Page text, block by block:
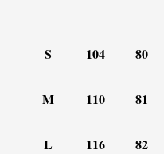
S 104 80
M 110 81
L 116 82